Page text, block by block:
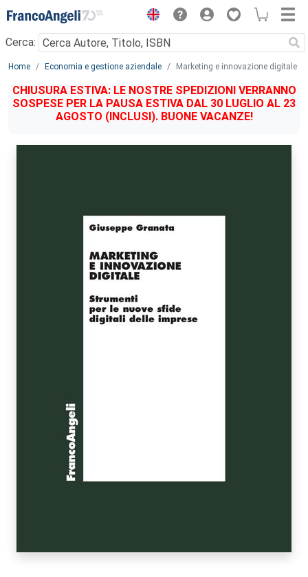
Menu
Cerca:
Main content
Home Economia e gestione aziendale Marketing e innovazione digitale
CHIUSURA ESTIVA: LE NOSTRE SPEDIZIONI VERRANNO
SOSPESE PER LA PAUSA ESTIVA DAL 30 LUGLIO AL 23
AGOSTO (INCLUSI). BUONE VACANZE!